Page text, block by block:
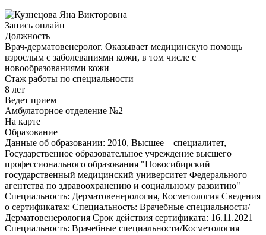
Запись онлайн
Должность
Врач-дерматовенеролог. Оказывает медицинскую помощь
взрослым с заболеваниями кожи, в том числе с
новообразованиями кожи
Стаж работы по специальности
8 лет
Ведет прием
Амбулаторное отделение №2
На карте
Образование
Данные об образовании: 2010, Высшее – специалитет,
Государственное образовательное учреждение высшего
профессионального образования "Новосибирский
государственный медицинский университет Федерального
агентства по здравоохранению и социальному развитию"
Специальность: Дерматовенерология, Косметология Сведения
о сертификатах: Специальность: Врачебные специальности/
Дерматовенерология Срок действия сертификата: 16.11.2021
Специальность: Врачебные специальности/Косметология